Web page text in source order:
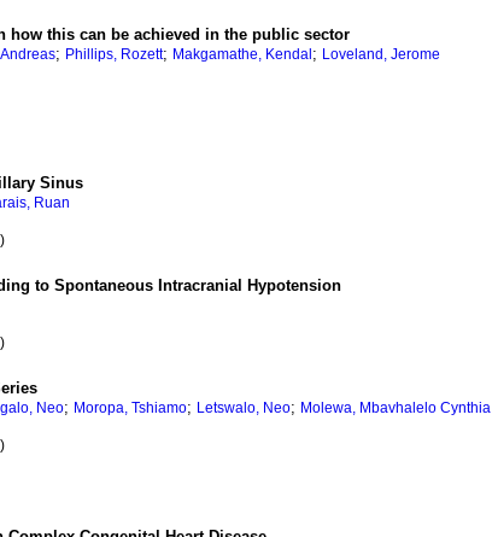
how this can be achieved in the public sector
; Phillips, Rozett; Makgamathe, Kendal ; Loveland, Jerome
Sinus
Ruan
)
to Spontaneous Intracranial Hypotension
)
Neo; Moropa, Tshiamo; Letswalo, Neo; Molewa, Mbavhalelo Cynthia
)